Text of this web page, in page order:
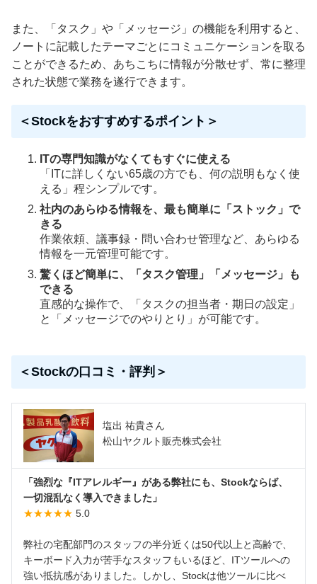
また、「タスク」や「メッセージ」の機能を利用すると、
ノートに記載したテーマごとにコミュニケーションを取る
ことができるため、あちこちに情報が分散せず、常に整理
された状態で業務を遂行できます。
＜Stockをおすすめするポイント＞
ITの専門知識がなくてもすぐに使える
「ITに詳しくない65歳の方でも、何の説明もなく使
える」程シンプルです。
社内のあらゆる情報を、最も簡単に「ストック」で
きる
作業依頼、議事録・問い合わせ管理など、あらゆる
情報を一元管理可能です。
驚くほど簡単に、「タスク管理」「メッセージ」も
できる
直感的な操作で、「タスクの担当者・期日の設定」
と「メッセージでのやりとり」が可能です。
＜Stockの口コミ・評判＞
塩出 祐貴さん
松山ヤクルト販売株式会社
「強烈な『ITアレルギー』がある弊社にも、Stockならば、
一切混乱なく導入できました」
★★★★★ 5.0
弊社の宅配部門のスタッフの半分近くは50代以上と高齢で、
キーボード入力が苦手なスタッフもいるほど、ITツールへの
強い抵抗感がありました。しかし、Stockは他ツールに比べ